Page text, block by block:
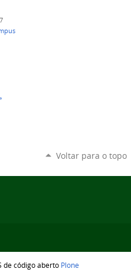
Voltar para o topo
de código aberto Plone